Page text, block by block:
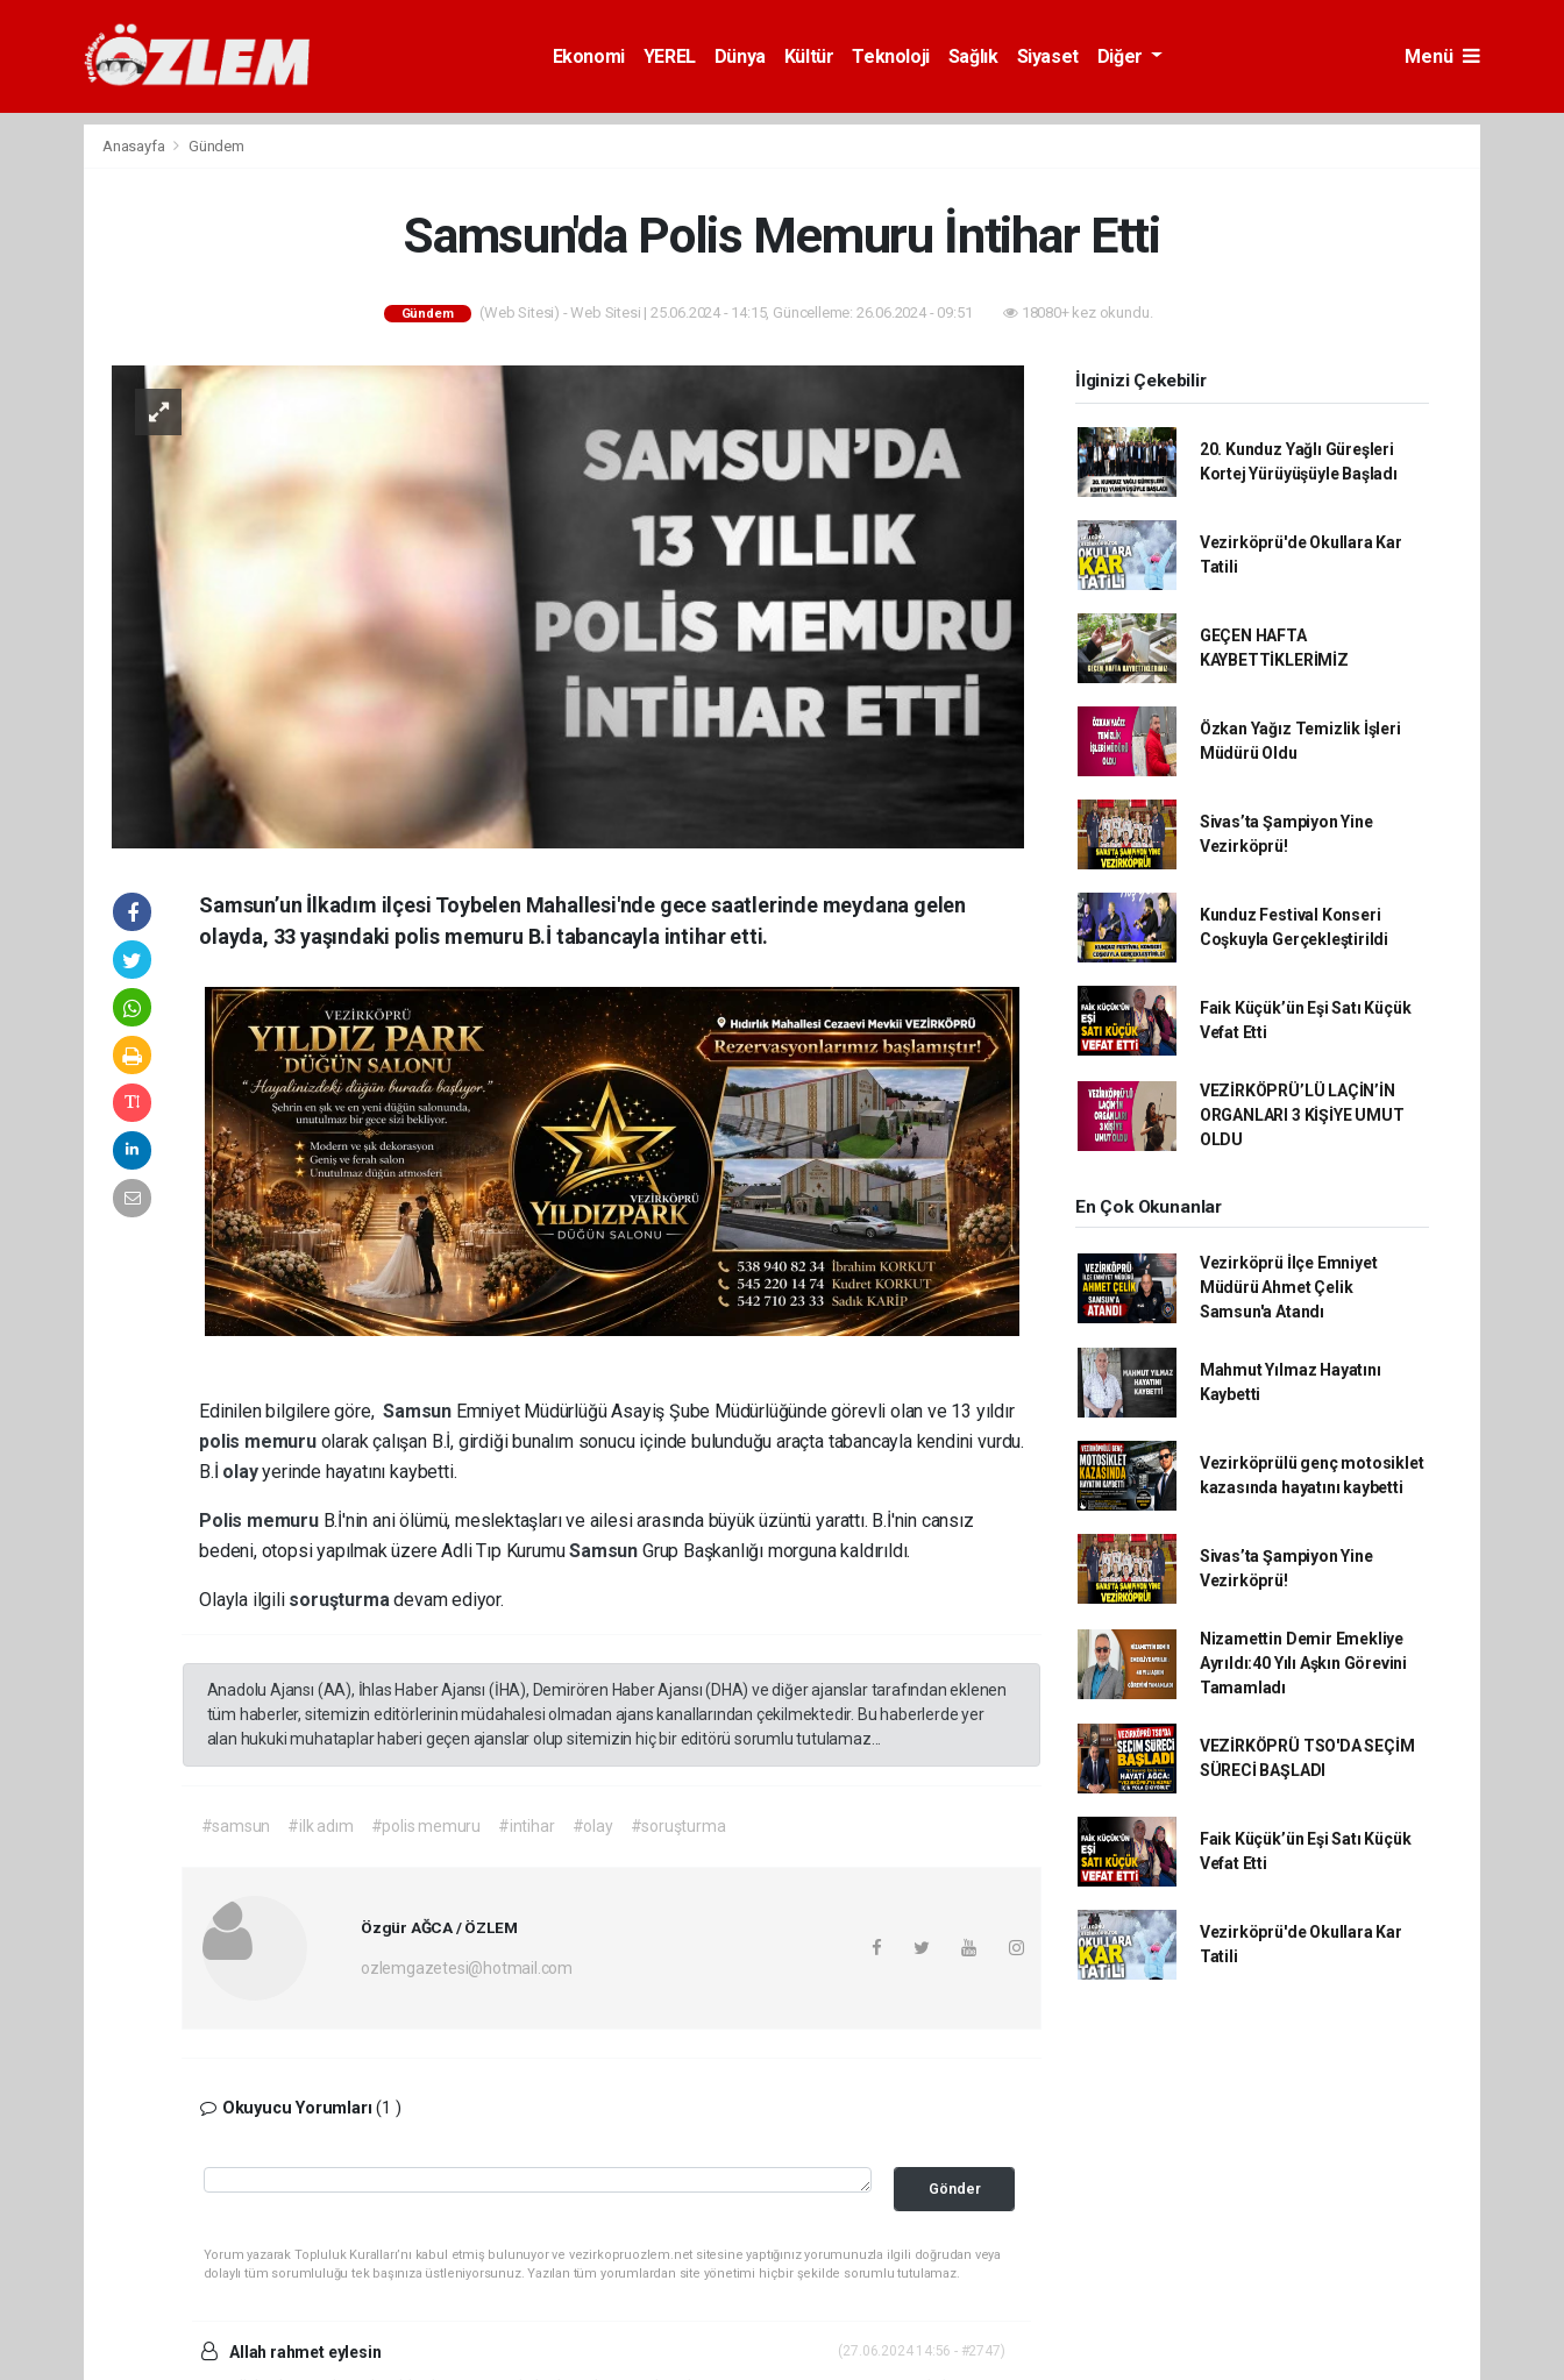
Ekonomi YEREL Dünya Kültür Teknoloji Sağlık Siyaset Diğer Menü
Anasayfa Gündem
Samsun'da Polis Memuru İntihar Etti
Gündem (Web Sitesi) - Web Sitesi | 25.06.2024 - 14:15, Güncelleme: 26.06.2024 - 09:51 18080+ kez okundu.
Samsun’un İlkadım ilçesi Toybelen Mahallesi'nde gece saatlerinde meydana gelen
olayda, 33 yaşındaki polis memuru B.İ tabancayla intihar etti.
Edinilen bilgilere göre,Samsun Emniyet Müdürlüğü Asayiş Şube Müdürlüğünde görevli olan ve 13 yıldır
polis memuru olarak çalışan B.İ, girdiği bunalım sonucu içinde bulunduğu araçta tabancayla kendini vurdu.
B.İ olayyerinde hayatını kaybetti.
Polis memuru B.İ'nin ani ölümü, meslektaşları ve ailesi arasında büyük üzüntü yarattı. B.İ'nin cansız
bedeni, otopsi yapılmak üzere Adli Tıp KurumuSamsun Grup Başkanlığı morguna kaldırıldı.
Olayla ilgili soruşturmadevam ediyor.
Anadolu Ajansı (AA), İhlas Haber Ajansı (İHA), Demirören Haber Ajansı (DHA) ve diğer ajanslar tarafından eklenen
tüm haberler, sitemizin editörlerinin müdahalesi olmadan ajans kanallarından çekilmektedir. Bu haberlerde yer
alan hukuki muhataplar haberi geçen ajanslar olup sitemizin hiç bir editörü sorumlu tutulamaz...
#samsun #ilk adım #polis memuru #intihar #olay #soruşturma
Özgür AĞCA / ÖZLEM
ozlemgazetesi@hotmail.com
Okuyucu Yorumları(1 )
Gönder
Yorum yazarak Topluluk Kuralları’nı kabul etmiş bulunuyor ve vezirkopruozlem.net sitesine yaptığınız yorumunuzla ilgili doğrudan veya
dolaylı tüm sorumluluğu tek başınıza üstleniyorsunuz. Yazılan tüm yorumlardan site yönetimi hiçbir şekilde sorumlu tutulamaz.
Allah rahmet eylesin (27.06.2024 14:56 - #2747)
İlginizi Çekebilir
20. Kunduz Yağlı Güreşleri
Kortej Yürüyüşüyle Başladı
Vezirköprü'de Okullara Kar
Tatili
GEÇEN HAFTA
KAYBETTİKLERİMİZ
Özkan Yağız Temizlik İşleri
Müdürü Oldu
Sivas’ta Şampiyon Yine
Vezirköprü!
Kunduz Festival Konseri
Coşkuyla Gerçekleştirildi
Faik Küçük’ün Eşi Satı Küçük
Vefat Etti
VEZİRKÖPRÜ’LÜ LAÇİN’İN
ORGANLARI 3 KİŞİYE UMUT
OLDU
En Çok Okunanlar
Vezirköprü İlçe Emniyet
Müdürü Ahmet Çelik
Samsun'a Atandı
Mahmut Yılmaz Hayatını
Kaybetti
Vezirköprülü genç motosiklet
kazasında hayatını kaybetti
Sivas’ta Şampiyon Yine
Vezirköprü!
Nizamettin Demir Emekliye
Ayrıldı:40 Yılı Aşkın Görevini
Tamamladı
VEZİRKÖPRÜ TSO'DA SEÇİM
SÜRECİ BAŞLADI
Faik Küçük’ün Eşi Satı Küçük
Vefat Etti
Vezirköprü'de Okullara Kar
Tatili